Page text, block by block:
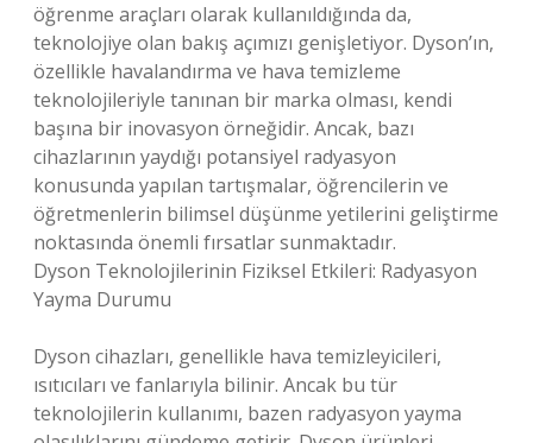
öğrenme araçları olarak kullanıldığında da,
teknolojiye olan bakış açımızı genişletiyor. Dyson’ın,
özellikle havalandırma ve hava temizleme
teknolojileriyle tanınan bir marka olması, kendi
başına bir inovasyon örneğidir. Ancak, bazı
cihazlarının yaydığı potansiyel radyasyon
konusunda yapılan tartışmalar, öğrencilerin ve
öğretmenlerin bilimsel düşünme yetilerini geliştirme
noktasında önemli fırsatlar sunmaktadır.
Dyson Teknolojilerinin Fiziksel Etkileri: Radyasyon
Yayma Durumu
Dyson cihazları, genellikle hava temizleyicileri,
ısıtıcıları ve fanlarıyla bilinir. Ancak bu tür
teknolojilerin kullanımı, bazen radyasyon yayma